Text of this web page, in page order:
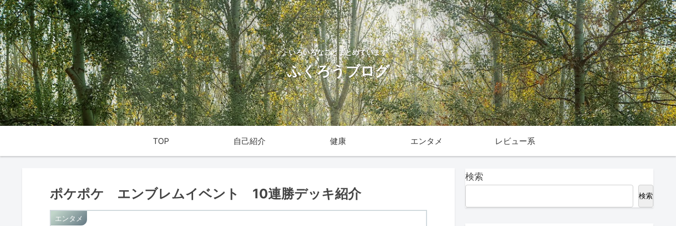
いろいろなことまとめています
ふくろうブログ
TOP 自己紹介 健康 エンタメ レビュー系
ポケポケ エンブレムイベント 10連勝デッキ紹介
エンタメ
検索
検索